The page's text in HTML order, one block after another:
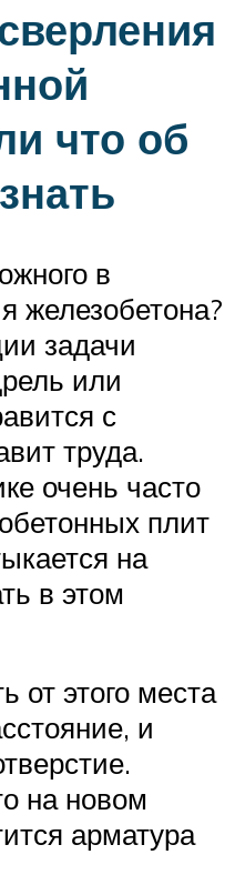
что об
в
железобетона?
задачи
или
с
труда.
очень часто
плит
на
в этом
от этого места
и
на новом
арматура